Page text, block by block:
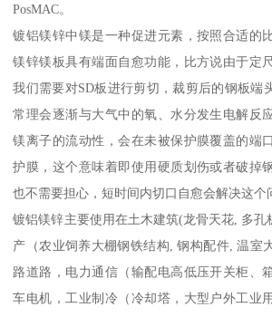
PosMAC。
镀铝镁锌中镁是一种促进元素，按照合适的
镁锌镁板具有端面自愈功能，比方说由于定
我们需要对SD板进行剪切，裁剪后的钢板端
常理会逐渐与大气中的氧、水分发生电解反
镁离子的流动性，会在未被保护膜覆盖的端
护膜，这个意味着即使用硬质划伤或者破掉
也不需要担心，短时间内切口自愈会解决这个
镀铝镁锌主要使用在土木建筑(龙骨天花, 多
产（农业饲养大棚钢铁结构, 钢构配件, 温室
路道路，电力通信（输配电高低压开关柜、
车电机，工业制冷（冷却塔，大型户外工业